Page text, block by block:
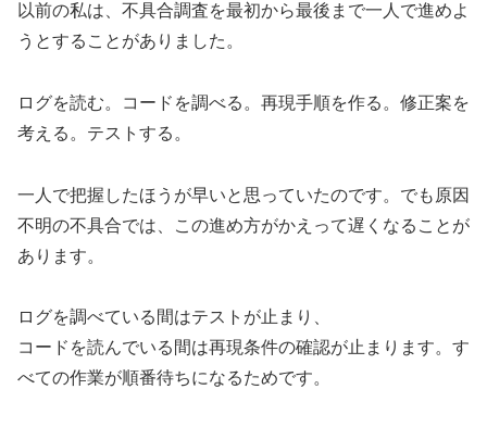
以前の私は、不具合調査を最初から最後まで一人で進めよ
うとすることがありました。
ログを読む。コードを調べる。再現手順を作る。修正案を
考える。テストする。
一人で把握したほうが早いと思っていたのです。でも原因
不明の不具合では、この進め方がかえって遅くなることが
あります。
ログを調べている間はテストが止まり、
コードを読んでいる間は再現条件の確認が止まります。す
べての作業が順番待ちになるためです。